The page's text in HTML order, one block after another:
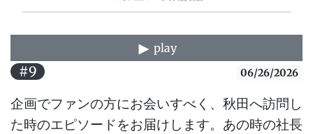
play
#9 06/26/2026
企画でファンの方にお会いすべく、秋田へ訪問し
た時のエピソードをお届けします。あの時の社長